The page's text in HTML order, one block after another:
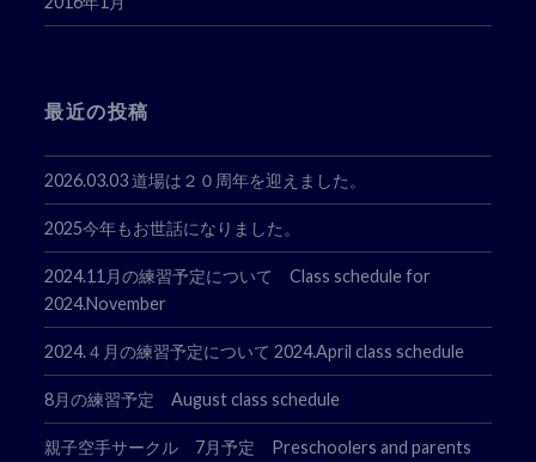
最近の投稿
2026.03.03 道場は２０周年を迎えました。
2025今年もお世話になりました。
2024.11月の練習予定について Class schedule for
2024.November
2024.４月の練習予定について 2024.April class schedule
8月の練習予定 August class schedule
親子空手サークル 7月予定 Preschoolers and parents